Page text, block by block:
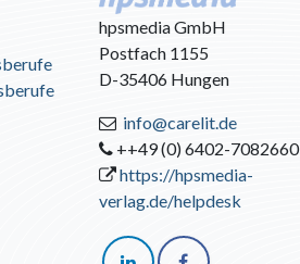
hpsmedia GmbH
Postfach 1155
D-35406 Hungen
info@carelit.de
++49 (0) 6402-7082660
https://hpsmedia-
verlag.de/helpdesk